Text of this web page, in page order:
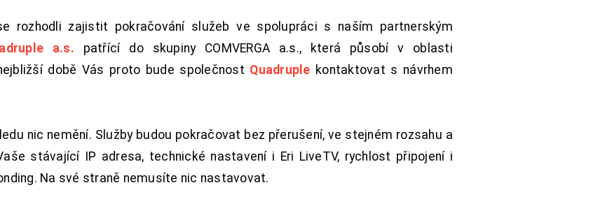
rozhodli zajistit pokračování služeb ve spolupráci s naším partnerským
a.s. patřící do skupiny COMVERGA a.s., která působí v oblasti
době Vás proto bude společnost Quadruple kontaktovat s návrhem
nic nemění. Služby budou pokračovat bez přerušení, ve stejném rozsahu a
stávající IP adresa, technické nastavení i Eri LiveTV, rychlost připojení i
Na své straně nemusíte nic nastavovat.